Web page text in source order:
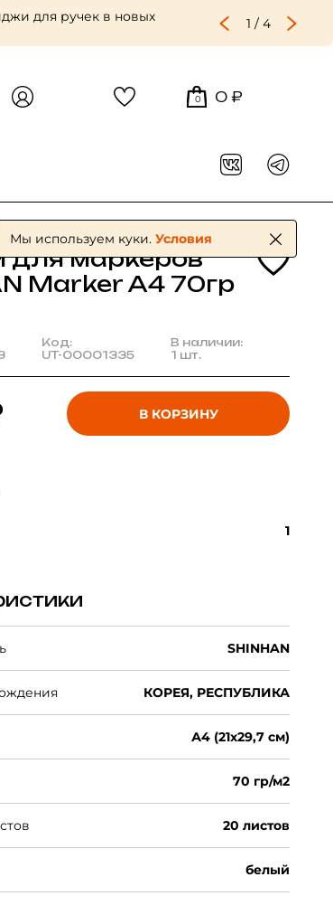
для ручек в новых
1 / 4
0 0 ₽
для маркеров
Marker А4 70гр
Код:
UT-00001335
В наличии:
1 шт.
В КОРЗИНУ
1
SHINHAN
КОРЕЯ, РЕСПУБЛИКА
А4 (21х29,7 см)
70 гр/м2
20 листов
белый
Мы используем куки. Условия